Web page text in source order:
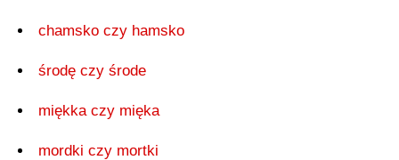
chamsko czy hamsko
środę czy środe
miękka czy mięka
mordki czy mortki